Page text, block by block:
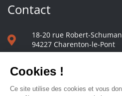
Contact
18-20 rue Robert-Schuman
94227 Charenton-le-Pont